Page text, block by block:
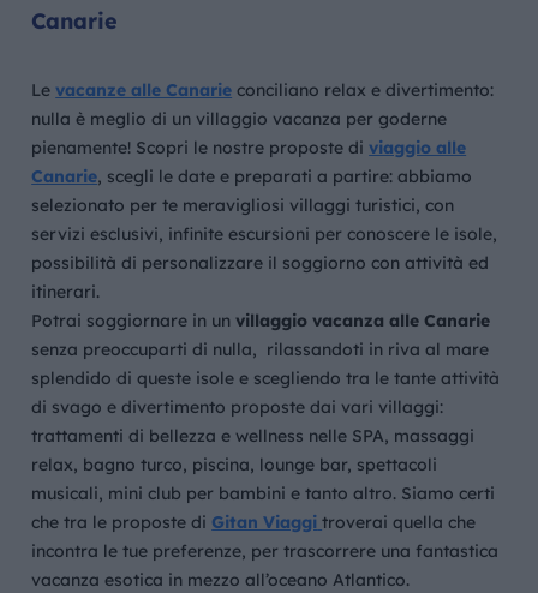
Canarie
Levacanze alle Canarie conciliano relax e divertimento:
nulla è meglio di un villaggio vacanza per goderne
pienamente! Scopri le nostre proposte diviaggio alle
Canarie, scegli le date e preparati a partire: abbiamo
selezionato per te meravigliosi villaggi turistici, con
servizi esclusivi, infinite escursioni per conoscere le isole,
possibilità di personalizzare il soggiorno con attività ed
itinerari.
Potrai soggiornare in unvillaggio vacanza alle Canarie
senza preoccuparti di nulla, rilassandoti in riva al mare
splendido di queste isole e scegliendo tra le tante attività
di svago e divertimento proposte dai vari villaggi:
trattamenti di bellezza e wellness nelle SPA, massaggi
relax, bagno turco, piscina, lounge bar, spettacoli
musicali, mini club per bambini e tanto altro. Siamo certi
che tra le proposte di Gitan Viaggi troverai quella che
incontra le tue preferenze, per trascorrere una fantastica
vacanza esotica in mezzo all’oceano Atlantico.